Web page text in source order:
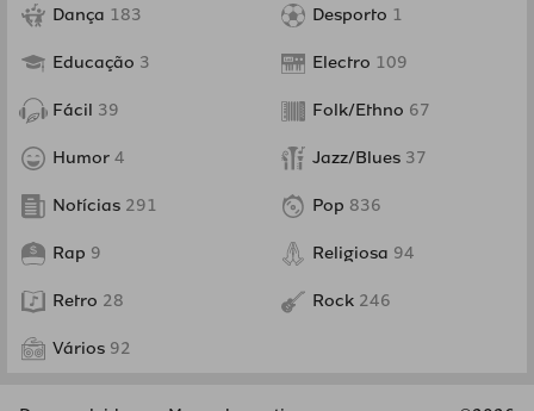
Dança 183 Desporto 1
Educação 3 Electro 109
Fácil 39 Folk/Ethno 67
Humor 4 Jazz/Blues 37
Notícias 291 Pop 836
Rap 9 Religiosa 94
Retro 28 Rock 246
Vários 92